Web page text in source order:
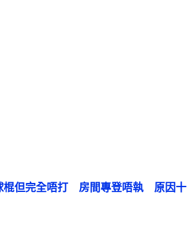
棍但完全唔打　房間專登唔執　原因十